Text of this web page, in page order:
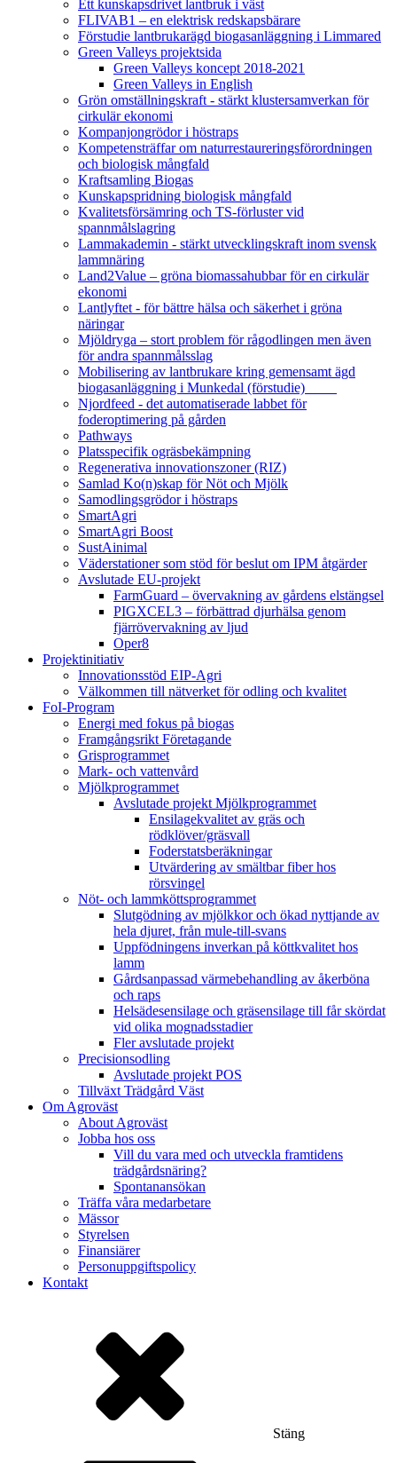
Ett kunskapsdrivet lantbruk i väst
FLIVAB1 – en elektrisk redskapsbärare
Förstudie lantbrukarägd biogasanläggning i Limmared
Green Valleys projektsida
Green Valleys koncept 2018-2021
Green Valleys in English
Grön omställningskraft - stärkt klustersamverkan för
cirkulär ekonomi
Kompanjongrödor i höstraps
Kompetensträffar om naturrestaureringsförordningen
och biologisk mångfald
Kraftsamling Biogas
Kunskapspridning biologisk mångfald
Kvalitetsförsämring och TS-förluster vid
spannmålslagring
Lammakademin - stärkt utvecklingskraft inom svensk
lammnäring
Land2Value – gröna biomassahubbar för en cirkulär
ekonomi
Lantlyftet - för bättre hälsa och säkerhet i gröna
näringar
Mjöldryga – stort problem för rågodlingen men även
för andra spannmålsslag
Mobilisering av lantbrukare kring gemensamt ägd
biogasanläggning i Munkedal (förstudie)
Njordfeed - det automatiserade labbet för
foderoptimering på gården
Pathways
Platsspecifik ogräsbekämpning
Regenerativa innovationszoner (RIZ)
Samlad Ko(n)skap för Nöt och Mjölk
Samodlingsgrödor i höstraps
SmartAgri
SmartAgri Boost
SustAinimal
Väderstationer som stöd för beslut om IPM åtgärder
Avslutade EU-projekt
FarmGuard – övervakning av gårdens elstängsel
PIGXCEL3 – förbättrad djurhälsa genom
fjärrövervakning av ljud
Oper8
Projektinitiativ
Innovationsstöd EIP-Agri
Välkommen till nätverket för odling och kvalitet
FoI-Program
Energi med fokus på biogas
Framgångsrikt Företagande
Grisprogrammet
Mark- och vattenvård
Mjölkprogrammet
Avslutade projekt Mjölkprogrammet
Ensilagekvalitet av gräs och
rödklöver/gräsvall
Foderstatsberäkningar
Utvärdering av smältbar fiber hos
rörsvingel
Nöt- och lammköttsprogrammet
Slutgödning av mjölkkor och ökad nyttjande av
hela djuret, från mule-till-svans
Uppfödningens inverkan på köttkvalitet hos
lamm
Gårdsanpassad värmebehandling av åkerböna
och raps
Helsädesensilage och gräsensilage till får skördat
vid olika mognadsstadier
Fler avslutade projekt
Precisionsodling
Avslutade projekt POS
Tillväxt Trädgård Väst
Om Agroväst
About Agroväst
Jobba hos oss
Vill du vara med och utveckla framtidens
trädgårdsnäring?
Spontanansökan
Träffa våra medarbetare
Mässor
Styrelsen
Finansiärer
Personuppgiftspolicy
Kontakt
Stäng